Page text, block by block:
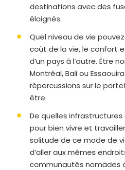
destinations avec des
éloignés.
Quel niveau de vie
coût de la vie, le confort
d’un pays à l’autre. Être
Montréal, Bali ou
répercussions sur le
être.
De quelles
pour bien vivre et
solitude de ce mode de
d’aller aux mêmes
communautés nomades